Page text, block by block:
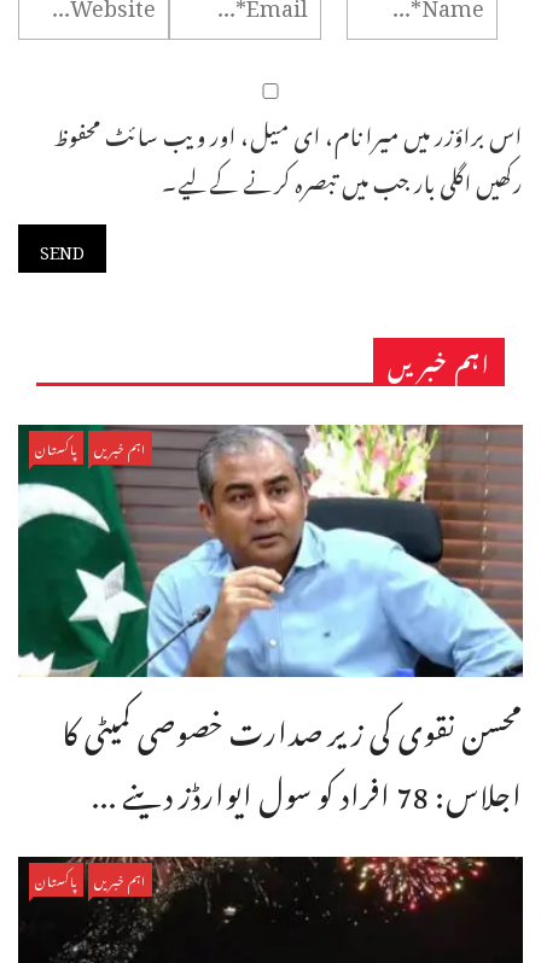
اس براؤزر میں میرا نام، ای میل، اور ویب سائٹ محفوظ
رکھیں اگلی بار جب میں تبصرہ کرنے کےلیے۔
اہم خبریں
اہم خبریں پاکستان
محسن نقوی کی زیر صدارت خصوصی کمیٹی کا
اجلاس: 78 افراد کو سول ایوارڈز دینے ...
اہم خبریں پاکستان